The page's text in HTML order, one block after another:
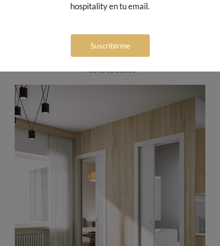
Puerta de Ecclise
hospitality en tu email.
Suscribirme